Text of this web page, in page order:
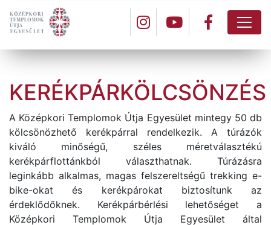
KERÉKPÁRKÖLCSÖNZÉS
A Középkori Templomok Útja Egyesület mintegy 50 db
kölcsönözhető kerékpárral rendelkezik. A túrázók
kiváló minőségű, széles méretválasztékú
kerékpárflottánkból választhatnak. Túrázásra
leginkább alkalmas, magas felszereltségű trekking e-
bike-okat és kerékpárokat biztosítunk az
érdeklődőknek. Kerékpárbérlési lehetőséget a
Középkori Templomok Útja Egyesület által